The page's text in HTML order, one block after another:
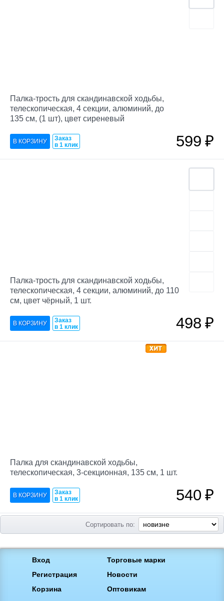
Палка-трость для скандинавской ходьбы,
телескопическая, 4 секции, алюминий, до
135 см, (1 шт), цвет сиреневый
Заказ
в 1 клик
599₽
Палка-трость для скандинавской ходьбы,
телескопическая, 4 секции, алюминий, до 110
см, цвет чёрный, 1 шт.
Заказ
в 1 клик
498₽
Палка для скандинавской ходьбы,
телескопическая, 3-секционная, 135 см, 1 шт.
Заказ
в 1 клик
540₽
Сортировать по:
Вход
Регистрация
Корзина
Торговые марки
Новости
Оптовикам